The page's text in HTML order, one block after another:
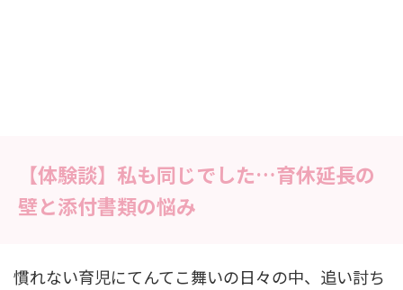
【体験談】私も同じでした…育休延長の
壁と添付書類の悩み
慣れない育児にてんてこ舞いの日々の中、追い討ち